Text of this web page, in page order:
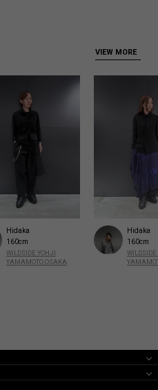
VIEW MORE
Hidaka
160cm
WILDSIDE YOHJI
YAMAMOTO OSAKA
Hidaka
160cm
WILDSIDE